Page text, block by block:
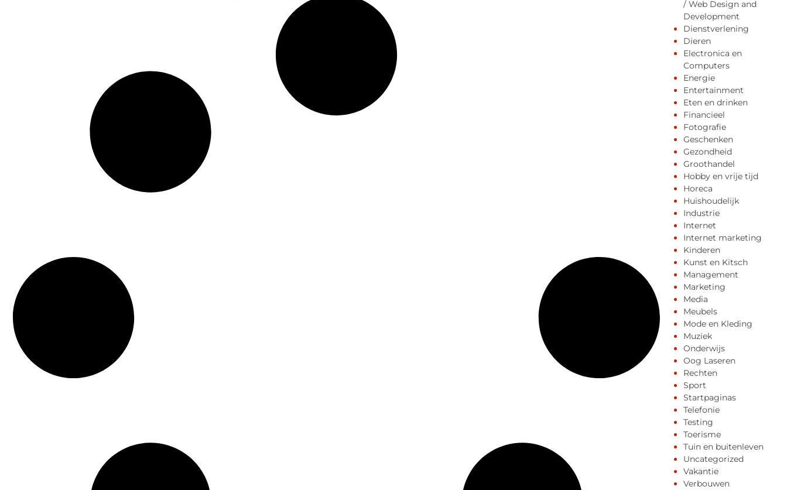
/ Web Design and
Development
Dienstverlening
Dieren
Electronica en
Computers
Energie
Entertainment
Eten en drinken
Financieel
Fotografie
Geschenken
Gezondheid
Groothandel
Hobby en vrije tijd
Horeca
Huishoudelijk
Industrie
Internet
Internet marketing
Kinderen
Kunst en Kitsch
Management
Marketing
Media
Meubels
Mode en Kleding
Muziek
Onderwijs
Oog Laseren
Rechten
Sport
Startpaginas
Telefonie
Testing
Toerisme
Tuin en buitenleven
Uncategorized
Vakantie
Verbouwen